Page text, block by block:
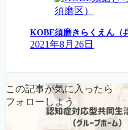
KOBE須磨きらくえん（
2021年8月26日
この記事が気に入ったら
フォローしよう